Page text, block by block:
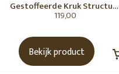
Gestoffeerde Kruk Structuur
Stof Karamelbruin [Fsc]
119,00
Bekijk product